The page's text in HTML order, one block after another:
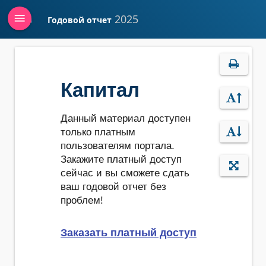
Войти Годовой отчет 2025
menu
Капитал
Данный материал доступен
только платным
пользователям портала.
Закажите платный доступ
сейчас и вы сможете сдать
ваш годовой отчет без
проблем!
Заказать платный доступ